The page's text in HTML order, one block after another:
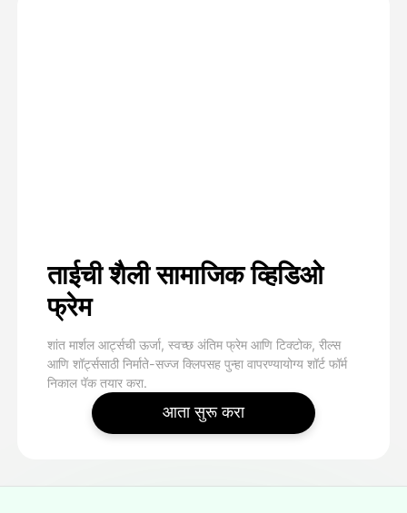
ताईची शैली सामाजिक व्हिडिओ
फ्रेम
शांत मार्शल आर्ट्सची ऊर्जा, स्वच्छ अंतिम फ्रेम आणि टिक्टोक, रील्स
आणि शॉर्ट्ससाठी निर्माते-सज्ज क्लिपसह पुन्हा वापरण्यायोग्य शॉर्ट फॉर्म
निकाल पॅक तयार करा.
आता सुरू करा